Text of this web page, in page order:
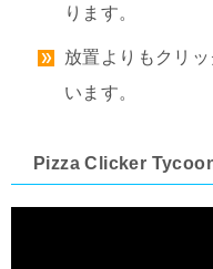
ります。
放置よりもクリ
います。
Pizza Clicker